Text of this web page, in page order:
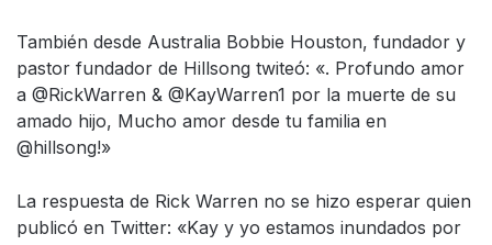
También desde Australia Bobbie Houston, fundador y
pastor fundador de Hillsong twiteó: «. Profundo amor
a @RickWarren & @KayWarren1 por la muerte de su
amado hijo, Mucho amor desde tu familia en
@hillsong!»
La respuesta de Rick Warren no se hizo esperar quien
publicó en Twitter: «Kay y yo estamos inundados por